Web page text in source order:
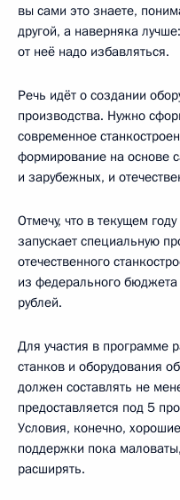
вы сами это знаете,
другой, а наверняка
от неё надо избавляться.
Речь идёт о создании
производства. Нужно
современное
формирование на основе
и зарубежных, и
Отмечу, что в текущем
запускает специальную
отечественного
из федерального
рублей.
Для участия в программе
станков и оборудования
должен составлять не
предоставляется под 5
Условия, конечно,
поддержки пока
расширять.